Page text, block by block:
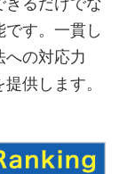
す。一貫し
への対応力
供します。